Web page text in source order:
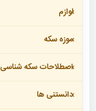
لوازم
موزه سکه
اصطلاحات سکه شناسی
دانستنی ها